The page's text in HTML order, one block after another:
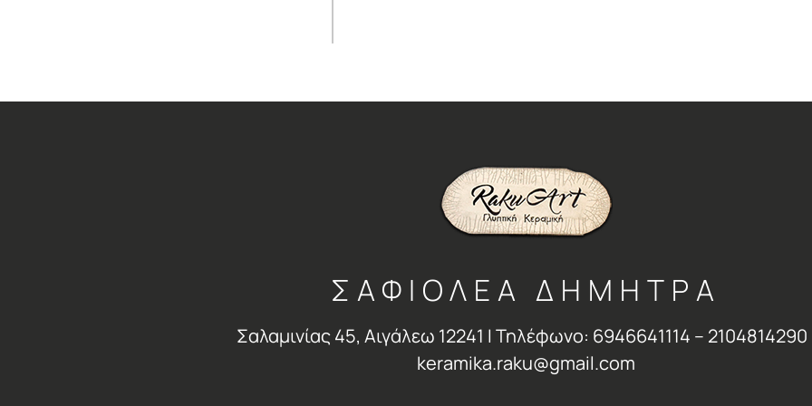
ΣΑΦΙΟΛΕΑ ΔΗΜΗΤΡΑ
Σαλαμινίας 45, Αιγάλεω 12241 Ι Τηλέφωνο: 6946641114 – 2104814290
keramika.raku@gmail.com